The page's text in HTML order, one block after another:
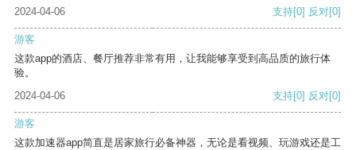
2024-04-06 支持[0] 反对[0]
游客
这款app的酒店、餐厅推荐非常有用，让我能够享受到高品质的旅行体
验。
2024-04-06
支持[0] 反对[0]
游客
这款加速器app简直是居家旅行必备神器，无论是看视频、玩游戏还是工